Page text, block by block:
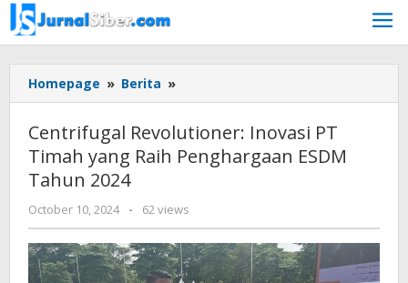
Skip
to
content
Homepage » Berita »
Revolutioner:
PT
Timah
Penghargaan
ESDM
Tahun
2024
Centrifugal Revolutioner: Inovasi PT
Timah yang Raih Penghargaan ESDM
Tahun 2024
October 10, 2024
by
Jurnalsiber
- 62 views